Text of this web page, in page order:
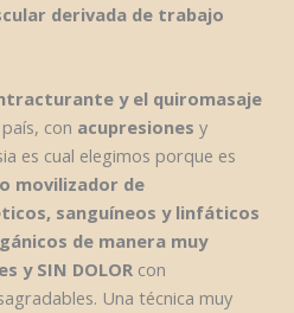
derivada de trabajo
y el quiromasaje
con acupresiones y
es cual elegimos porque es
movilizador de
sanguíneos y linfáticos
de manera muy
y SIN DOLOR con
Una técnica muy